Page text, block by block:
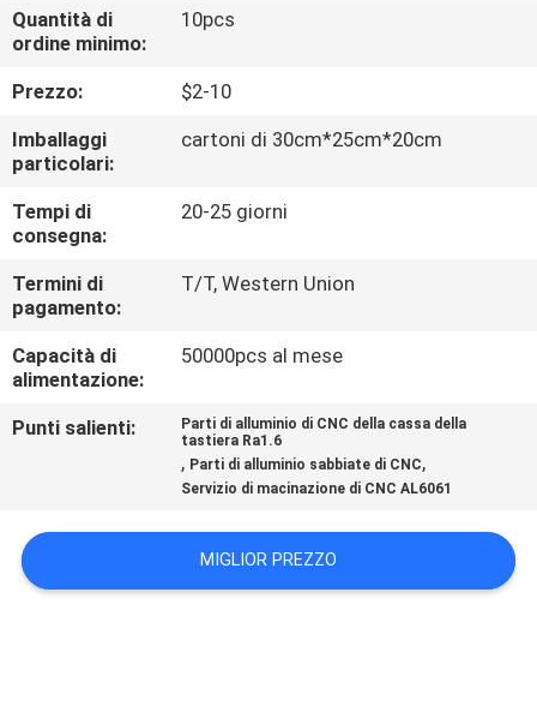
CONTROLLO
DELLA
QUALITÀ
CONTATTACI
NOTIZIE
CHIEDI
PREVENTIVO
MAPPA
DEL
SITO
Quantità di
ordine minimo:
10pcs
Prezzo:
$2-10
Imballaggi
particolari:
cartoni di 30cm*25cm*20cm
Tempi di
consegna:
20-25 giorni
Termini di
pagamento:
T/T, Western Union
Capacità di
alimentazione:
50000pcs al mese
Punti salienti:
Parti di alluminio di CNC della cassa della
tastiera Ra1.6
, Parti di alluminio sabbiate di CNC,
Servizio di macinazione di CNC AL6061
MIGLIOR PREZZO